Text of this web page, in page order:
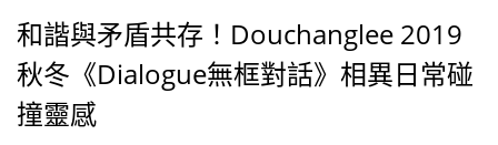
和諧與矛盾共存！Douchanglee 2019
秋冬《Dialogue無框對話》相異日常碰
撞靈感